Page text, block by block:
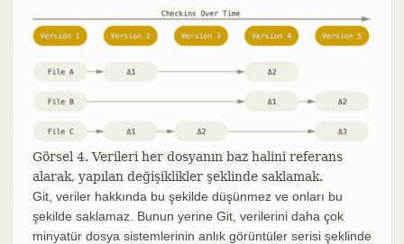
Görsel 4. Verileri her dosyanın baz halini referans
alarak, yapılan değişiklikler şeklinde saklamak.
Git, veriler hakkında bu şekilde düşünmez ve onları bu
şekilde saklamaz. Bunun yerine Git, verilerini daha çok
minyatür dosya sistemlerinin anlık görüntüler serisi şeklinde